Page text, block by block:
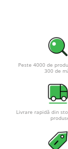
Sisteme
Sisteme
mica (rulota/
Sisteme
Pachete sisteme
Statii de
Statii de incarcare
Peste 4000 de
300 de
Livrare rapidă din